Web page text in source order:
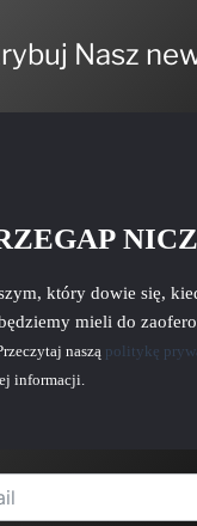
Nasz
który dowie się,
mieli do
naszą politykę
informacji.